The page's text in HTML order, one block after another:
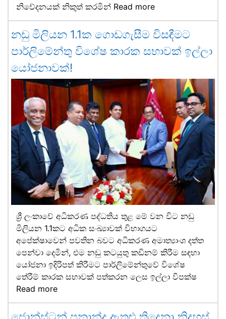
නිවේදනයක් නිකුත් කරමින් Read more
නඩු මිලියන 1.1ක ගොඩගැසීම විසඳීමට
පාර්ලිමේන්තු විශේෂ කාරක සභාවක් ඉල්ලා
යෝජනාවක්!
ශ්‍රී ලංකාවේ අධිකරණ පද්ධතිය තුළ මේ වන විට නඩු
මිලියන 1.1කට අධික සංඛ්‍යාවක් විභාගයට
අපේක්ෂාවෙන් පවතින බවට අධිකරණ අමාත්‍යාංශ දත්ත
පෙන්වා දෙමින්, එම නඩු කටයුතු කඩිනම් කිරීම සඳහා
යෝජනා ඉදිරිපත් කිරීමට පාර්ලිමේන්තුවේ විශේෂ
තේරීම් කාරක සභාවක් පත්කරන ලෙස ඉල්ලා විපක්ෂ
Read more
ජොන්ස්ටන් ප්‍රනාන්දු ඇතුළු තිදෙනා නිදහස්